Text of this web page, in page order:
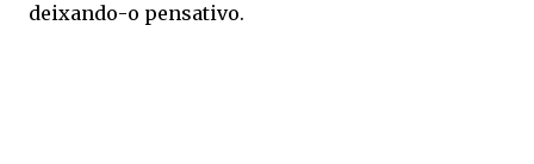
deixando-o pensativo.